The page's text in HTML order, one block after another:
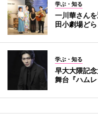
学ぶ・知る
一川華さん
田小劇場ど
学ぶ・知る
早大大隈記
舞台『ハムレ